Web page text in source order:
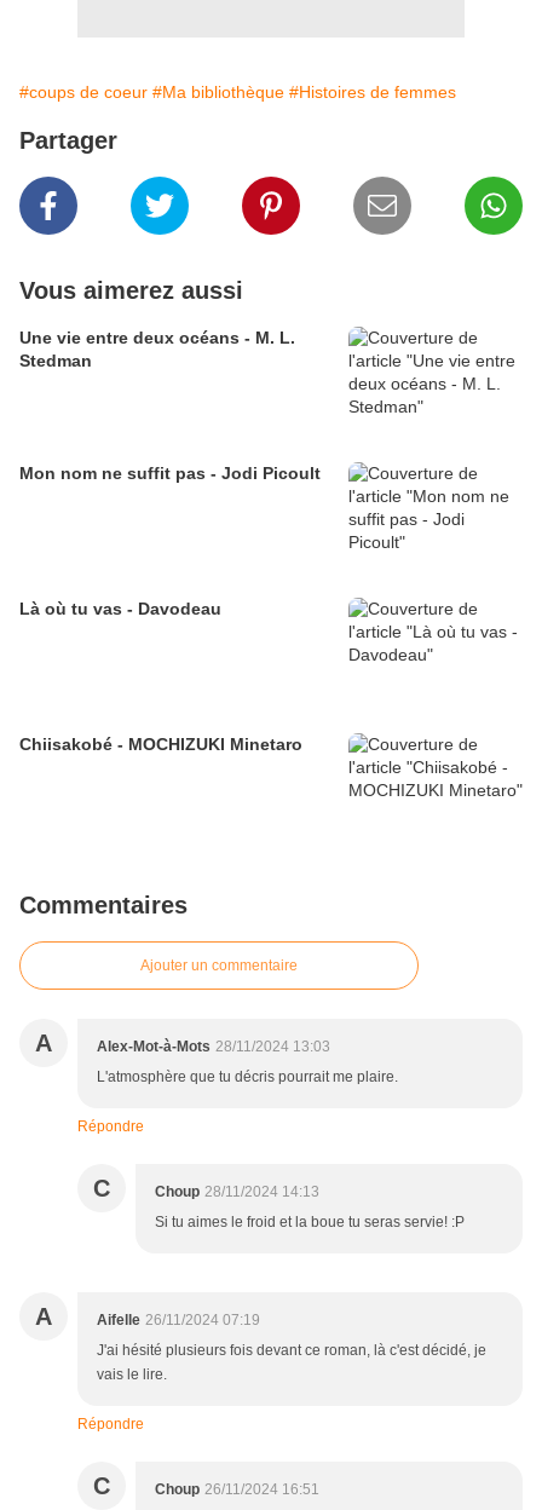
#coups de coeur #Ma bibliothèque #Histoires de femmes
Partager
Vous aimerez aussi
Une vie entre deux océans - M. L.
Stedman
Mon nom ne suffit pas - Jodi Picoult
Là où tu vas - Davodeau
Chiisakobé - MOCHIZUKI Minetaro
Commentaires
Ajouter un commentaire
A Alex-Mot-à-Mots 28/11/2024 13:03
L'atmosphère que tu décris pourrait me plaire.
Répondre
C Choup 28/11/2024 14:13
Si tu aimes le froid et la boue tu seras servie! :P
A Aifelle 26/11/2024 07:19
J'ai hésité plusieurs fois devant ce roman, là c'est décidé, je
vais le lire.
Répondre
C Choup 26/11/2024 16:51